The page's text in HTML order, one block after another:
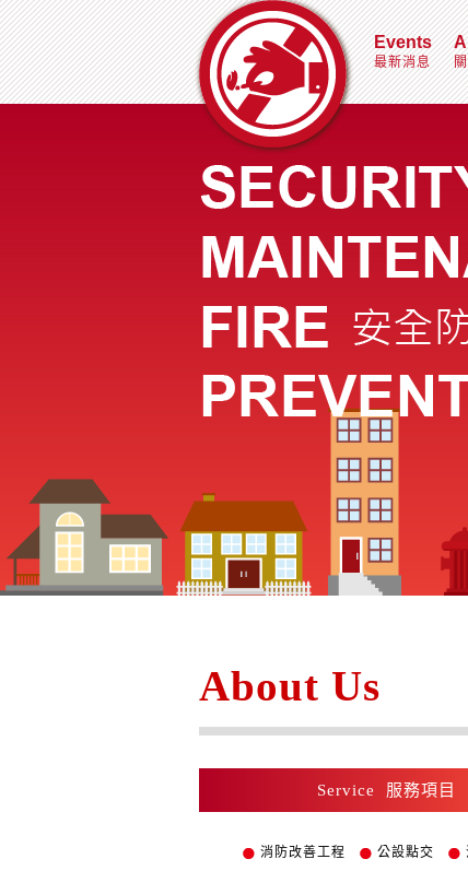
Events
最新消息
About Us
Service 服務項目
消防改善工程 公設點交